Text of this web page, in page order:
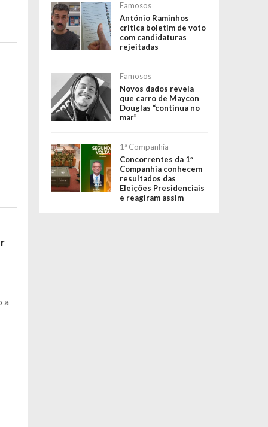
a
Famosos
António Raminhos
critica boletim de voto
com candidaturas
rejeitadas
Famosos
Novos dados revela
que carro de Maycon
Douglas “continua no
mar”
1ª Companhia
Concorrentes da 1ª
Companhia conhecem
resultados das
Eleições Presidenciais
e reagiram assim